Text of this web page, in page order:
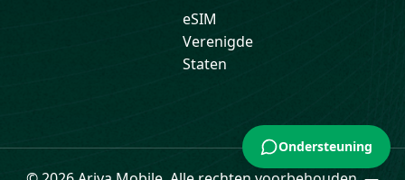
eSIM
Verenigde
Staten
Ondersteuning